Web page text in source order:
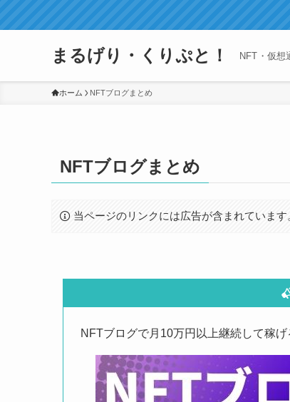
まるげり・くりぷと！ NFT・仮想
ホーム NFTブログまとめ
NFTブログまとめ
当ページのリンクには広告が含まれています
NFTブログで月10万円以上継続して稼